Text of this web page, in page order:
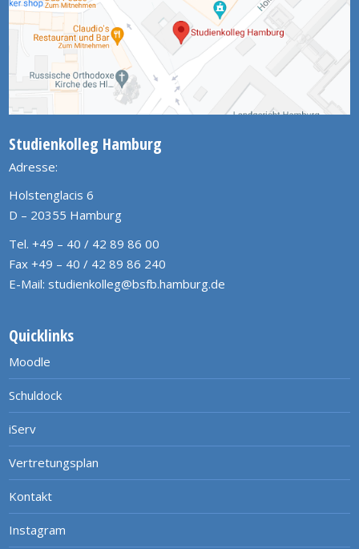
Studienkolleg Hamburg
Adresse:
Holstenglacis 6
D – 20355 Hamburg
Tel. +49 – 40 / 42 89 86 00
Fax +49 – 40 / 42 89 86 240
E-Mail: studienkolleg@bsfb.hamburg.de
Quicklinks
Moodle
Schuldock
iServ
Vertretungsplan
Kontakt
Instagram